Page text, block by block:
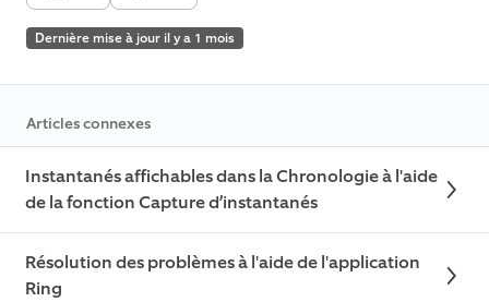
Dernière mise à jour il y a 1 mois
Articles connexes
Instantanés affichables dans la Chronologie à l'aide
de la fonction Capture d’instantanés
Résolution des problèmes à l'aide de l'application
Ring